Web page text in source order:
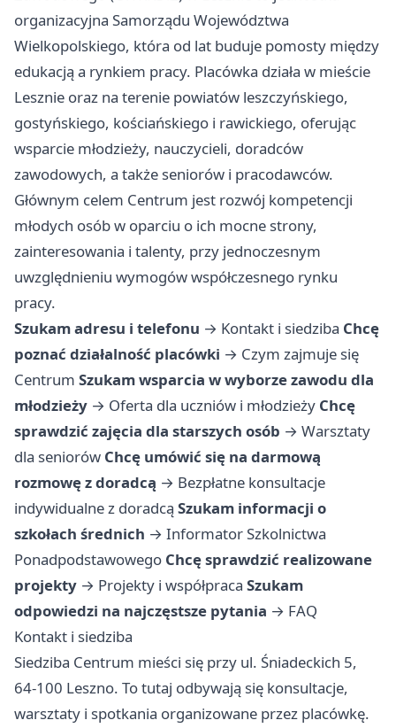
organizacyjna Samorządu Województwa
Wielkopolskiego, która od lat buduje pomosty między
edukacją a rynkiem pracy. Placówka działa w mieście
Lesznie oraz na terenie powiatów leszczyńskiego,
gostyńskiego, kościańskiego i rawickiego, oferując
wsparcie młodzieży, nauczycieli, doradców
zawodowych, a także seniorów i pracodawców.
Głównym celem Centrum jest rozwój kompetencji
młodych osób w oparciu o ich mocne strony,
zainteresowania i talenty, przy jednoczesnym
uwzględnieniu wymogów współczesnego rynku
pracy.
Szukam adresu i telefonu → Kontakt i siedziba Chcę
poznać działalność placówki → Czym zajmuje się
Centrum Szukam wsparcia w wyborze zawodu dla
młodzieży → Oferta dla uczniów i młodzieży Chcę
sprawdzić zajęcia dla starszych osób → Warsztaty
dla seniorów Chcę umówić się na darmową
rozmowę z doradcą → Bezpłatne konsultacje
indywidualne z doradcą Szukam informacji o
szkołach średnich → Informator Szkolnictwa
Ponadpodstawowego Chcę sprawdzić realizowane
projekty → Projekty i współpraca Szukam
odpowiedzi na najczęstsze pytania → FAQ
Kontakt i siedziba
Siedziba Centrum mieści się przy ul. Śniadeckich 5,
64-100 Leszno. To tutaj odbywają się konsultacje,
warsztaty i spotkania organizowane przez placówkę.